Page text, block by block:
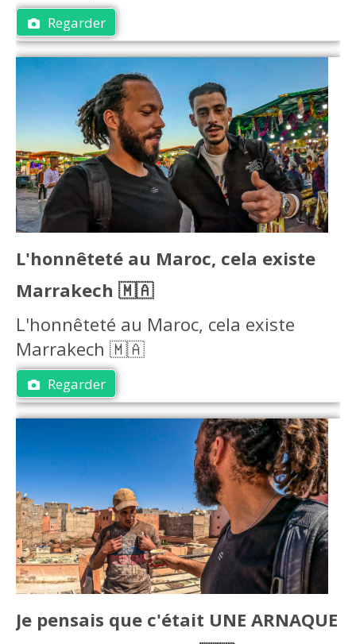
Regarder
L'honnêteté au Maroc, cela existe
Marrakech 🇲🇦
L'honnêteté au Maroc, cela existe
Marrakech 🇲🇦
Regarder
Je pensais que c'était UNE ARNAQUE